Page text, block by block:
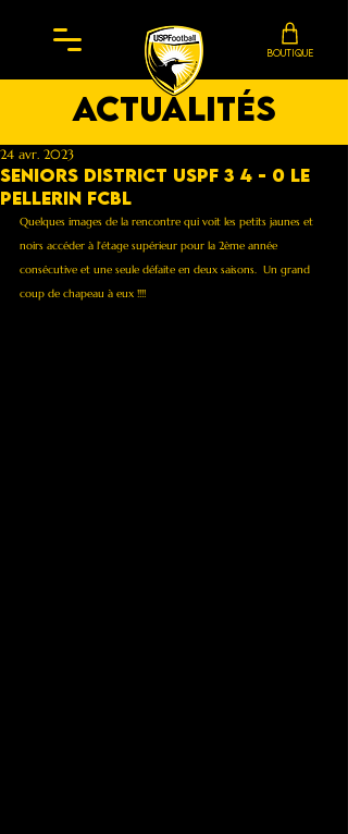
BOUTIQUE
actualités
Seniors district Uspf 3 4 - 0 Le
Pellerin FCBL
24 avr. 2023
Quelques images de la rencontre qui voit les petits jaunes et
noirs accéder à l'étage supérieur pour la 2ème année
consécutive et une seule défaite en deux saisons.  Un grand
coup de chapeau à eux !!!!